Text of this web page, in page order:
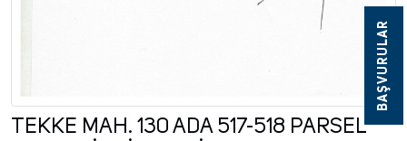
BAŞVURULAR
TEKKE MAH. 130 ADA 517-518 PARSEL